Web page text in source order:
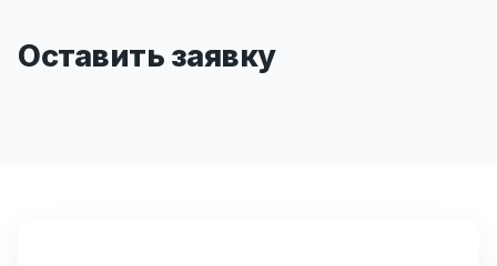
Оставить заявку